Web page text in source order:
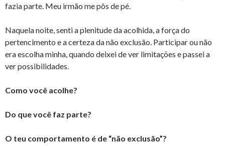
fazia parte. Meu irmão me pôs de pé.
Naquela noite, senti a plenitude da acolhida, a força do
pertencimento e a certeza da não exclusão. Participar ou não
era escolha minha, quando deixei de ver limitações e passei a
ver possibilidades.
Como você acolhe?
Do que você faz parte?
O teu comportamento é de “não exclusão”?